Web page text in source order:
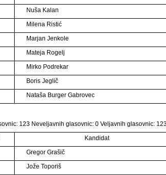
Nuša Kalan
Milena Ristić
Marjan Jenkole
Mateja Rogelj
Mirko Podrekar
Boris Jeglič
Nataša Burger Gabrovec
123 Neveljavnih glasovnic: 0 Veljavnih glasovnic:
Kandidat
Gregor Grašič
Jože Toporiš